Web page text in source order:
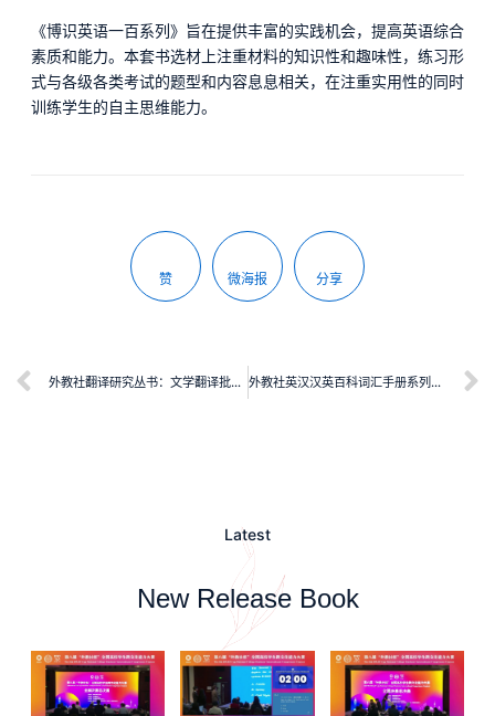
《博识英语一百系列》旨在提供丰富的实践机会，提高英语综合
素质和能力。本套书选材上注重材料的知识性和趣味性，练习形
式与各级各类考试的题型和内容息息相关，在注重实用性的同时
训练学生的自主思维能力。
赞 微海报 分享
外教社翻译研究丛书：文学翻译批评论稿(第2版) 外教社英汉汉英百科词汇手册系列：电子、通信与自动控制技术词汇手册
Latest
New Release Book